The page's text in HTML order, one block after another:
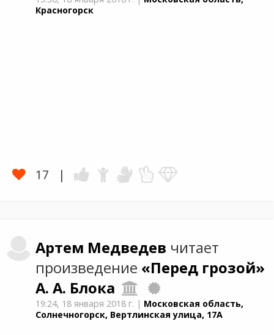
Красногорск
17
Артем Медведев читает
произведение «Перед грозой»
А. А. Блока
19:24, 18 января 2018 г. | Московская область,
Солнечногорск, Вертлинская улица, 17А